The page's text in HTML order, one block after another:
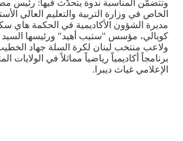
وتتضمّن المناسبة ندوة يتحدّث فيها: رئيس
الخاص في وزارة التربية والتعليم العالي
مديرة الشؤون الأكاديمية في الحكمة هاي
كوبالي، مؤسس "ستيب أهيد" ورئيسها
ولاعب منتخب لبنان لكرة السلة جهاد
برنامجاً أكاديمياً رياضياً مماثلاً في الولايات
الإعلامي غياث ديبرا .